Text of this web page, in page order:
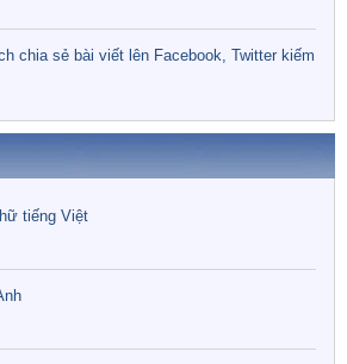
chia sẻ bài viết lên Facebook, Twitter kiếm
tiếng Việt